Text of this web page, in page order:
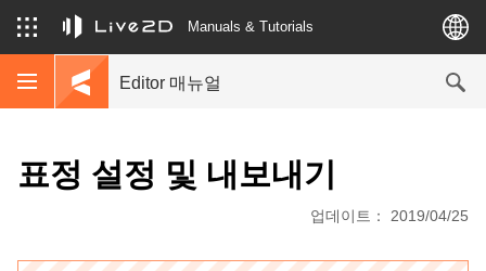
Manuals & Tutorials
Editor 매뉴얼
표정 설정 및 내보내기
업데이트： 2019/04/25